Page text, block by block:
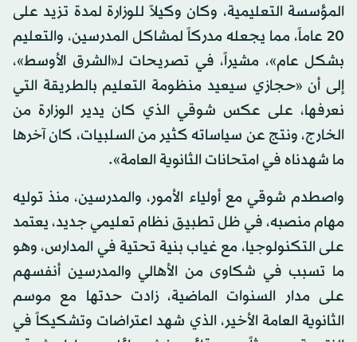
المؤسسة التعليمية، وكان وكيلاً للوزارة لمدة تزيد على
20 عاماً، مما يجعله مدركاً لمشاكل المدرسين، والتعليم
بشكل عام»، مشيراً، في تصريحات لـ«الشرق الأوسط»،
إلى أن «حجازي سيعيد منظومة التعليم بالطريقة التي
نعرفها، على عكس شوقي الذي كان يدير الوزارة من
الخارج، ونتج عن سياساته كثير من السلبيات، كان آخرها
ما شهدناه في امتحانات الثانوية العامة».
واصطدم شوقي مع أولياء الأمور، والمدرسين، منذ توليه
مهام منصبه، في ظل تطبيق نظام تعليمي جديد، يعتمد
على التكنولوجيا، مع غياب بنية تحتية في المدارس، وهو
ما تسبب في شكاوى من الأهالي والمدرسين أنفسهم
على مدار السنوات الماضية، زادت حدتها مع موسم
الثانوية العامة الأخير، الذي شهد اعتراضات وتشكيكاً في